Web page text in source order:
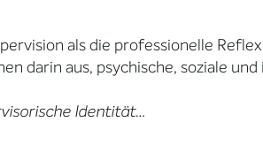
als die professionelle
darin aus, psychische, soziale
Identität…